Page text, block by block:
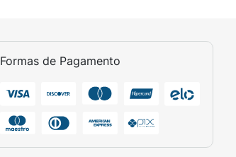
Formas de Pagamento